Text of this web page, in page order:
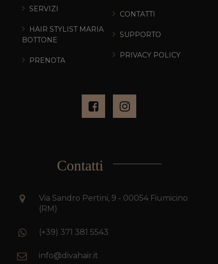
SERVIZI
HAIR STYLIST MARIA
BOTTONE
PRENOTA
CONTATTI
SUPPORTO
PRIVACY POLICY
Contatti
Via Sandro Pertini, 9 - 00054 Fiumicino
(RM)
(+39) 371 381 5543
info@divahair.it